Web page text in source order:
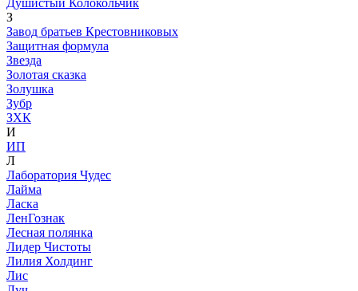
Душистый Колокольчик
З
Завод братьев Крестовниковых
Защитная формула
Звезда
Золотая сказка
Золушка
Зубр
ЗХК
И
ИП
Л
Лаборатория Чудес
Лайма
Ласка
ЛенГознак
Лесная полянка
Лидер Чистоты
Лилия Холдинг
Лис